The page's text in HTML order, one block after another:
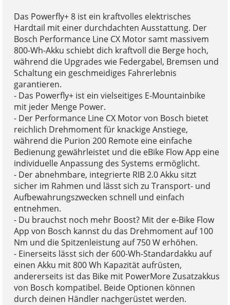
Das Powerfly+ 8 ist ein kraftvolles elektrisches
Hardtail mit einer durchdachten Ausstattung. Der
Bosch Performance Line CX Motor samt massivem
800-Wh-Akku schiebt dich kraftvoll die Berge hoch,
während die Upgrades wie Federgabel, Bremsen und
Schaltung ein geschmeidiges Fahrerlebnis
garantieren.
- Das Powerfly+ ist ein vielseitiges E-Mountainbike
mit jeder Menge Power.
- Der Performance Line CX Motor von Bosch bietet
reichlich Drehmoment für knackige Anstiege,
während die Purion 200 Remote eine einfache
Bedienung gewährleistet und die eBike Flow App eine
individuelle Anpassung des Systems ermöglicht.
- Der abnehmbare, integrierte RIB 2.0 Akku sitzt
sicher im Rahmen und lässt sich zu Transport- und
Aufbewahrungszwecken schnell und einfach
entnehmen.
- Du brauchst noch mehr Boost? Mit der e-Bike Flow
App von Bosch kannst du das Drehmoment auf 100
Nm und die Spitzenleistung auf 750 W erhöhen.
- Einerseits lässt sich der 600-Wh-Standardakku auf
einen Akku mit 800 Wh Kapazität aufrüsten,
andererseits ist das Bike mit PowerMore Zusatzakkus
von Bosch kompatibel. Beide Optionen können
durch deinen Händler nachgerüstet werden.